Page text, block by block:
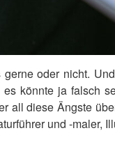
oder nicht.
könnte ja falsch
all diese Ängste
und -maler,